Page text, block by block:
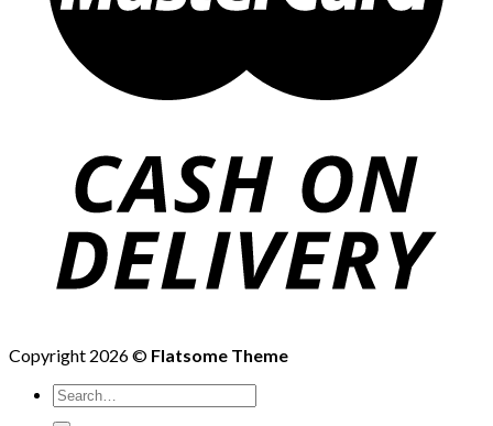
Copyright 2026 © Flatsome Theme
Search
for: